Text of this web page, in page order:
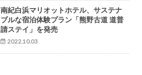
南紀白浜マリオットホテル、サステナ
ブルな宿泊体験プラン「熊野古道 道普
請ステイ」を発売
2022.10.03